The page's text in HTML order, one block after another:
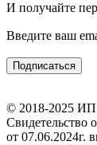
И получайте
Введите ваш
© 2018-2025
Свидетельство
от 07.06.2024г.